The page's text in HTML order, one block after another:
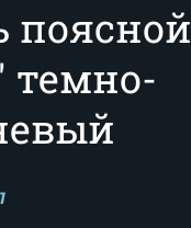
поясной
темно-